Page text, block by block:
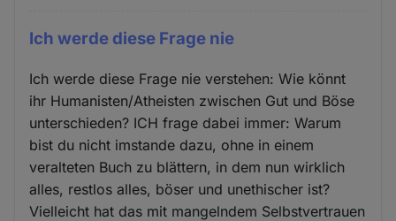
Ich werde diese Frage nie
Ich werde diese Frage nie verstehen: Wie könnt
ihr Humanisten/Atheisten zwischen Gut und Böse
unterschieden? ICH frage dabei immer: Warum
bist du nicht imstande dazu, ohne in einem
veralteten Buch zu blättern, in dem nun wirklich
alles, restlos alles, böser und unethischer ist?
Vielleicht hat das mit mangelndem Selbstvertrauen